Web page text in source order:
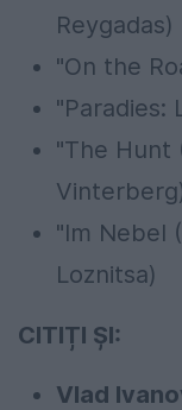
Reygadas)
"On the
"Paradies:
"The Hunt
"Im Nebel
Loznitsa)
CITIȚI ȘI:
Vlad